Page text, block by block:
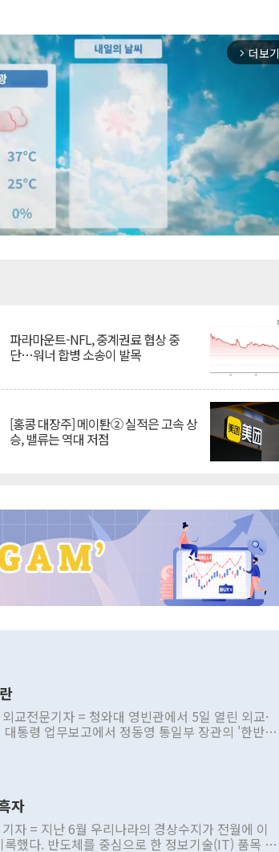
arrow_forward_ios 더보기
파라마운트-NFL, 중계권료 협상 중
단…워너 합병 소송이 발목
[홍콩 대장주] 메이퇀② 실적은 고속 상
승, 밸류는 역대 저점
교전문기자 = 청와대 영빈관에서 5일 열린 외교·
통령 업무보고에서 정동영 통일부 장관의 '한반도
을 거치지 않은 사안을 정책으로 추진하겠다고 공
현실적 구상'이라는 비판을 내놨다. 그동안 정 장
이 물의를 빚은 적은 여러 번 있지만 대통령과 유
로 부정적 입장을 표명한 것은 이례적이다. 정 장
자
자 = 지난 6월 우리나라의 경상수지가 전월에 이
했다. 반도체를 중심으로 한 정보기술(IT) 품목 수